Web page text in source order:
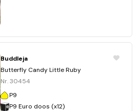
Buddleja
Butterfly Candy Little Ruby
Nr. 30454
P9
P9 Euro doos (x12)